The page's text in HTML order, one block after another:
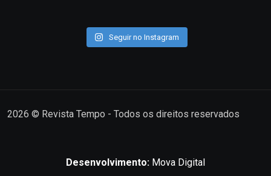
Seguir no Instagram
2026 © Revista Tempo - Todos os direitos reservados
Desenvolvimento: Mova Digital